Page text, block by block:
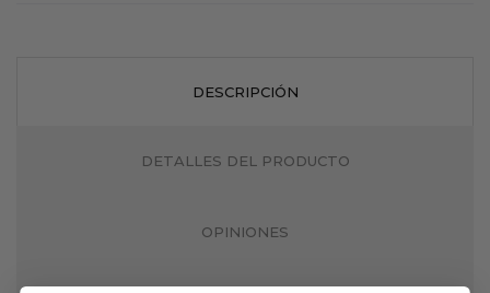
DESCRIPCIÓN
DETALLES DEL PRODUCTO
OPINIONES